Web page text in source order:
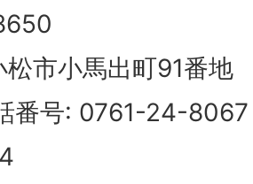
松市小馬出町91番地
番号: 0761-24-